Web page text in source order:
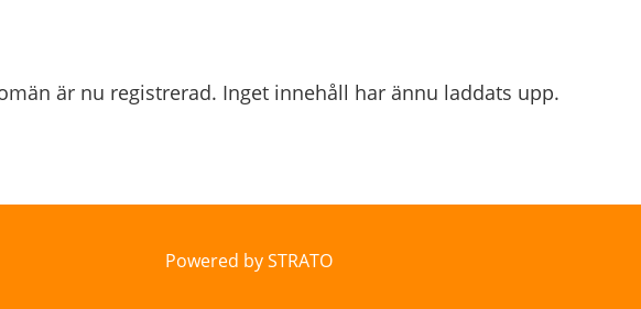
är nu registrerad. Inget innehåll har ännu laddats upp.
Powered by STRATO